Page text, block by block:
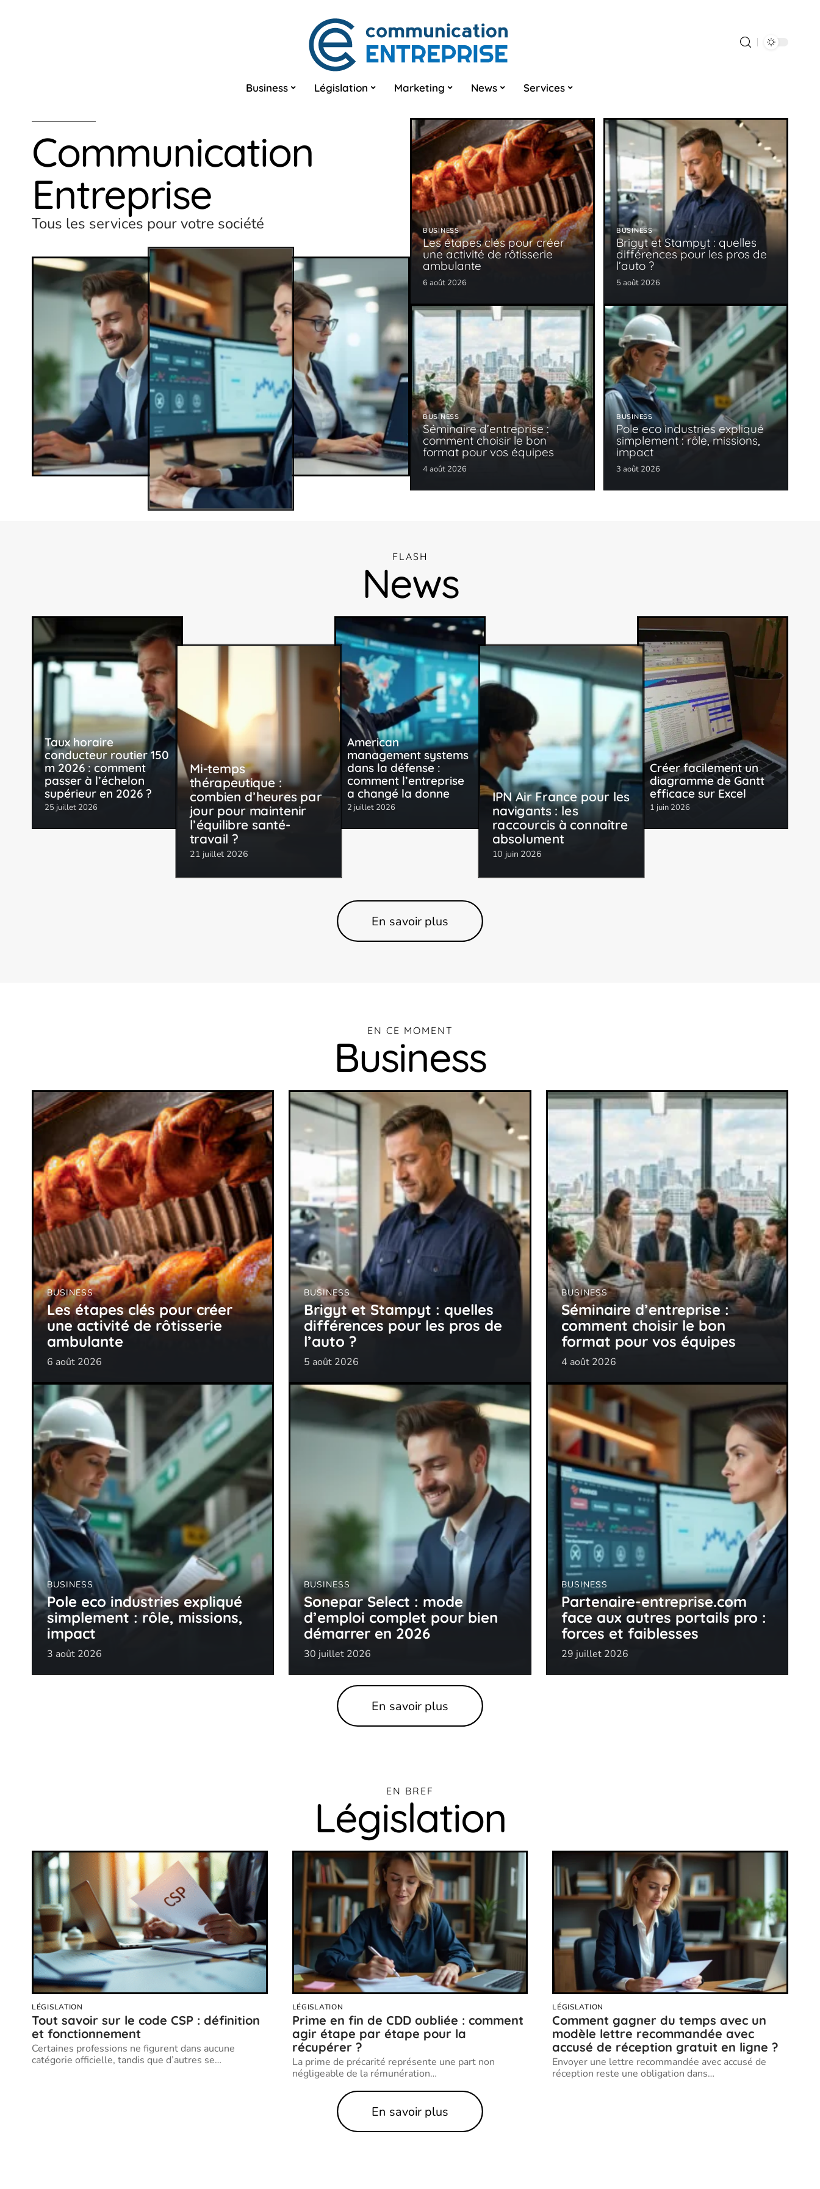
Business Législation Marketing News Services
Communication
Entreprise
Tous les services pour votre société BUSINESS
Les étapes clés pour créer
une activité de rôtisserie
ambulante
6 août 2026
BUSINESS
Brigyt et Stampyt : quelles
différences pour les pros de
l’auto ?
5 août 2026
BUSINESS
Séminaire d’entreprise :
comment choisir le bon
format pour vos équipes
4 août 2026
BUSINESS
Pole eco industries expliqué
simplement : rôle, missions,
impact
3 août 2026
FLASH
News
Taux horaire
conducteur routier 150
m 2026 : comment
passer à l’échelon
supérieur en 2026 ?
25 juillet 2026
Mi-temps
thérapeutique :
combien d’heures par
jour pour maintenir
l’équilibre santé-
travail ?
21 juillet 2026
American
management systems
dans la défense :
comment l’entreprise
a changé la donne
2 juillet 2026
IPN Air France pour les
navigants : les
raccourcis à connaître
absolument
10 juin 2026
Créer facilement un
diagramme de Gantt
efficace sur Excel
1 juin 2026
En savoir plus
EN CE MOMENT
Business
BUSINESS
Les étapes clés pour créer
une activité de rôtisserie
ambulante
6 août 2026
BUSINESS
Brigyt et Stampyt : quelles
différences pour les pros de
l’auto ?
5 août 2026
BUSINESS
Séminaire d’entreprise :
comment choisir le bon
format pour vos équipes
4 août 2026
BUSINESS
Pole eco industries expliqué
simplement : rôle, missions,
impact
3 août 2026
BUSINESS
Sonepar Select : mode
d’emploi complet pour bien
démarrer en 2026
30 juillet 2026
BUSINESS
Partenaire-entreprise.com
face aux autres portails pro :
forces et faiblesses
29 juillet 2026
En savoir plus
EN BREF
Législation
LÉGISLATION
Tout savoir sur le code CSP : définition
et fonctionnement
Certaines professions ne figurent dans aucune
catégorie officielle, tandis que d’autres se…
LÉGISLATION
Prime en fin de CDD oubliée : comment
agir étape par étape pour la
récupérer ?
La prime de précarité représente une part non
négligeable de la rémunération…
LÉGISLATION
Comment gagner du temps avec un
modèle lettre recommandée avec
accusé de réception gratuit en ligne ?
Envoyer une lettre recommandée avec accusé de
réception reste une obligation dans…
En savoir plus